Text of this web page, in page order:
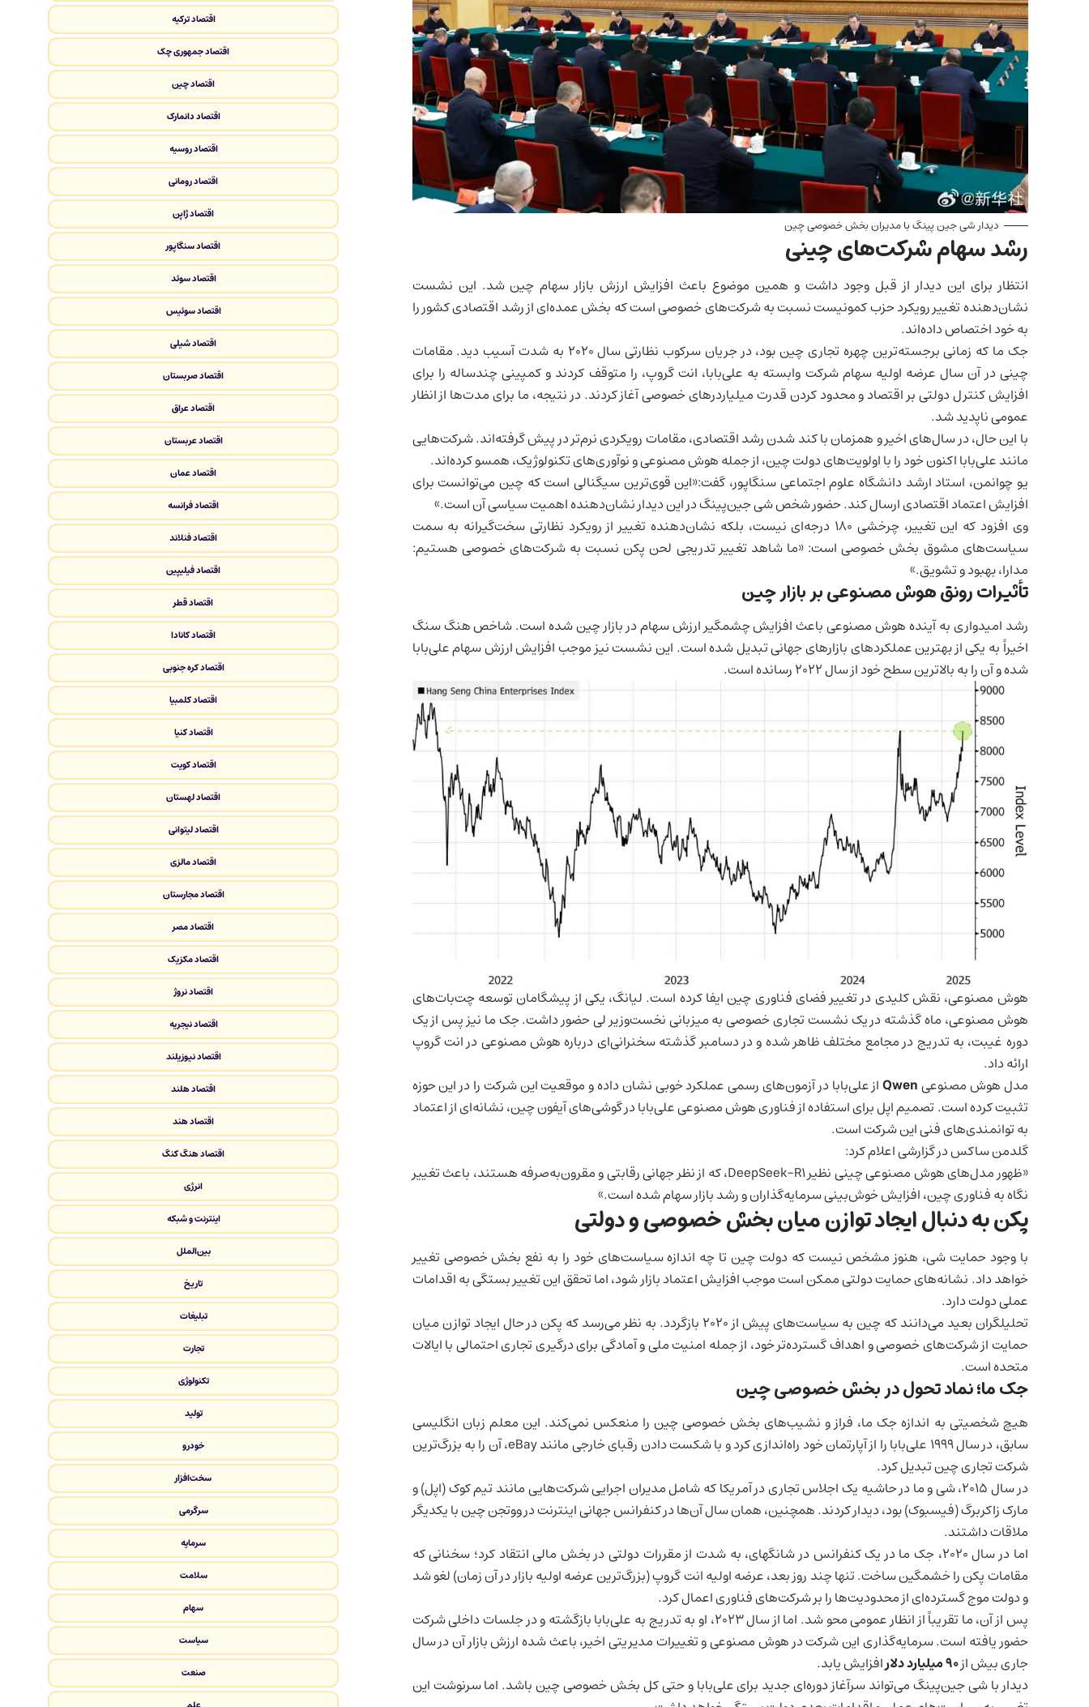
دیدار شی جین پینگ با مدیران بخش خصوصی چین
رشد سهام شرکت‌های چینی
انتظار برای این دیدار از قبل وجود داشت و همین موضوع باعث افزایش ارزش بازار سهام چین شد. این نشست
نشان‌دهنده تغییر رویکرد حزب کمونیست نسبت به شرکت‌های خصوصی است که بخش عمده‌ای ازرشد اقتصادیکشور را
به خود اختصاص داده‌اند.
جک ما که زمانی برجسته‌ترین چهره تجاری چین بود، در جریان سرکوب نظارتی سال ۲۰۲۰ به شدت آسیب دید. مقامات
چینی در آن سال عرضه اولیه سهام شرکت وابسته به علی‌بابا، انت گروپ، را متوقف کردند و کمپینی چندساله را برای
افزایش کنترل دولتی بر اقتصاد و محدود کردن قدرت میلیاردرهای خصوصی آغاز کردند. در نتیجه، ما برای مدت‌ها از انظار
عمومی ناپدید شد.
با این حال، در سال‌های اخیر و همزمان با کند شدن رشد اقتصادی، مقامات رویکردی نرم‌تر در پیش گرفته‌اند. شرکت‌هایی
مانند علی‌بابا اکنون خود را با اولویت‌های دولت چین، از جملههوش مصنوعیو نوآوری‌های تکنولوژیک، همسو کرده‌اند.
یو چوانمن، استاد ارشد دانشگاه علوم اجتماعیسنگاپور، گفت:«این قوی‌ترین سیگنالی است که چین می‌توانست برای
افزایش اعتماد اقتصادی ارسال کند. حضور شخص شی جین‌پینگ در این دیدار نشان‌دهنده اهمیت سیاسی آن است.»
وی افزود که این تغییر، چرخشی ۱۸۰ درجه‌ای نیست، بلکه نشان‌دهنده تغییر از رویکرد نظارتی سخت‌گیرانه به سمت
سیاست‌های مشوق بخش خصوصی است: «ما شاهد تغییر تدریجی لحن پکن نسبت به شرکت‌های خصوصی هستیم:
مدارا، بهبود و تشویق.»
تأثیراترونق هوش مصنوعیبر بازار چین
رشد امیدواری به آینده هوش مصنوعی باعث افزایش چشمگیر ارزش سهام در بازار چین شده است. شاخص هنگ سنگ
اخیراً به یکی از بهترین عملکردهای بازارهای جهانی تبدیل شده است. این نشست نیز موجب افزایش ارزش سهام علی‌بابا
شده و آن را به بالاترین سطح خود از سال ۲۰۲۲ رسانده است.
هوش مصنوعی، نقش کلیدی در تغییر فضای فناوری چین ایفا کرده است. لیانگ، یکی از پیشگامان توسعه چت‌بات‌های
هوش مصنوعی، ماه گذشته در یک نشست تجاری خصوصی به میزبانی نخست‌وزیر لی حضور داشت. جک ما نیز پس از یک
دوره غیبت، به تدریج در مجامع مختلف ظاهر شده و در دسامبر گذشته سخنرانی‌ای درباره هوش مصنوعی در انت گروپ
ارائه داد.
مدل هوش مصنوعیQwenاز علی‌بابا در آزمون‌های رسمی عملکرد خوبی نشان داده و موقعیت این شرکت را در این حوزه
تثبیت کرده است. تصمیم اپل برای استفاده از فناوری هوش مصنوعی علی‌بابا در گوشی‌های آیفون چین، نشانه‌ای از اعتماد
به توانمندی‌های فنی این شرکت است.
گلدمن ساکس در گزارشی اعلام کرد:
«ظهور مدل‌های هوش مصنوعی چینی نظیر DeepSeek-R1، که از نظر جهانی رقابتی و مقرون‌به‌صرفه هستند، باعث تغییر
نگاه به فناوری چین، افزایش خوش‌بینی سرمایه‌گذاران و رشد بازار سهام شده است.»
پکن به دنبال ایجادتوازن میان بخش خصوصی و دولتی
با وجود حمایت شی، هنوز مشخص نیست که دولت چین تا چه اندازه سیاست‌های خود را به نفع بخش خصوصی تغییر
خواهد داد. نشانه‌های حمایت دولتی ممکن است موجب افزایش اعتماد بازار شود، اما تحقق این تغییر بستگی به اقدامات
عملی دولت دارد.
تحلیلگران بعید می‌دانند که چین به سیاست‌های پیش از ۲۰۲۰ بازگردد. به نظر می‌رسد که پکن در حال ایجاد توازن میان
حمایت از شرکت‌های خصوصی و اهداف گسترده‌تر خود، از جمله امنیت ملی و آمادگی برای درگیری تجاری احتمالی باایالات
متحدهاست.
جک ما؛ نماد تحول در بخش خصوصی چین
هیچ شخصیتی به اندازه جک ما، فراز و نشیب‌های بخش خصوصی چین را منعکس نمی‌کند. این معلم زبان انگلیسی
سابق، در سال ۱۹۹۹ علی‌بابا را از آپارتمان خود راه‌اندازی کرد و با شکست دادن رقبای خارجی مانند eBay، آن را به بزرگ‌ترین
شرکت تجاری چین تبدیل کرد.
در سال ۲۰۱۵، شی و ما در حاشیه یک اجلاس تجاری در آمریکا که شامل مدیران اجرایی شرکت‌هایی مانند تیم کوک (اپل) و
مارک زاکربرگ (فیسبوک) بود، دیدار کردند. همچنین، همان سال آن‌ها در کنفرانس جهانی اینترنت در ووتجن چین با یکدیگر
ملاقات داشتند.
اما در سال ۲۰۲۰، جک ما در یک کنفرانس در شانگهای، به شدت از مقررات دولتی در بخش مالی انتقاد کرد؛ سخنانی که
مقامات پکن را خشمگین ساخت. تنها چند روز بعد، عرضه اولیه انت گروپ (بزرگ‌ترین عرضه اولیه بازار در آن زمان) لغو شد
و دولت موج گسترده‌ای از محدودیت‌ها را بر شرکت‌های فناوری اعمال کرد.
پس از آن، ما تقریباً از انظار عمومی محو شد. اما از سال ۲۰۲۳، او به تدریج به علی‌بابا بازگشته و در جلسات داخلی شرکت
حضور یافته است. سرمایه‌گذاری این شرکت در هوش مصنوعی و تغییرات مدیریتی اخیر، باعث شده ارزش بازار آن در سال
جاری بیش از۹۰ میلیارد دلار
افزایش یابد.
دیدار با شی جین‌پینگ می‌تواند سرآغاز دوره‌ای جدید برای علی‌بابا و حتی کل بخش خصوصی چین باشد. اما سرنوشت این
اقتصاد ترکیه
اقتصاد جمهوری چک
اقتصاد چین
اقتصاد دانمارک
اقتصاد روسیه
اقتصاد رومانی
اقتصاد ژاپن
اقتصاد سنگاپور
اقتصاد سوئد
اقتصاد سوئیس
اقتصاد شیلی
اقتصاد صربستان
اقتصاد عراق
اقتصاد عربستان
اقتصاد عمان
اقتصاد فرانسه
اقتصاد فنلاند
اقتصاد فیلیپین
اقتصاد قطر
اقتصاد کانادا
اقتصاد کره جنوبی
اقتصاد کلمبیا
اقتصاد کنیا
اقتصاد کویت
اقتصاد لهستان
اقتصاد لیتوانی
اقتصاد مالزی
اقتصاد مجارستان
اقتصاد مصر
اقتصاد مکزیک
اقتصاد نروژ
اقتصاد نیجریه
اقتصاد نیوزیلند
اقتصاد هلند
اقتصاد هند
اقتصاد هنگ کنگ
انرژی
اینترنت و شبکه
بین‌الملل
تاریخ
تبلیغات
تجارت
تکنولوژی
تولید
خودرو
سخت‌افزار
سرگرمی
سرمایه
سلامت
سهام
سیاست
صنعت